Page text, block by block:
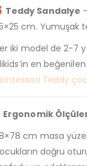
Teddy Sandalye
cm. Yumuşak
iki model de 2-7
en
Teddy
Ergonomik
cm masa
doğru